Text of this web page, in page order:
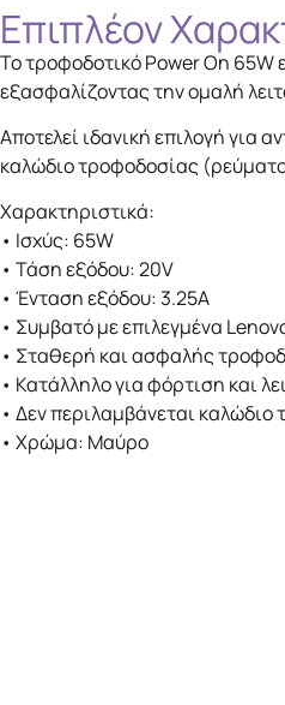
Επιπλέον
Το τροφοδοτικό Power On 65W
εξασφαλίζοντας την ομαλή
Αποτελεί ιδανική επιλογή
καλώδιο τροφοδοσίας
Χαρακτηριστικά:
• Ισχύς: 65W
• Τάση εξόδου: 20V
• Ένταση εξόδου: 3.25A
• Συμβατό με επιλεγμένα
• Σταθερή και ασφαλής
• Κατάλληλο για φόρτιση και
• Δεν περιλαμβάνεται
• Χρώμα: Μαύρο